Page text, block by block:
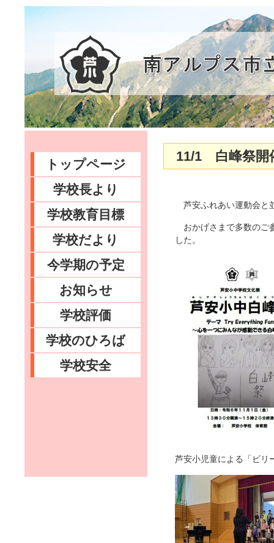
トップページ
学校長より
学校教育目標
学校だより
今学期の予定
お知らせ
学校評価
学校のひろば
学校安全
11/1 白峰祭開
芦安ふれあい運動会と
おかげさまで多数のご
した。
芦安小児童による「ビ